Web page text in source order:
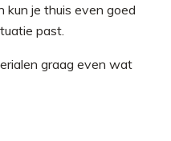
kun je thuis even goed
past.
graag even wat